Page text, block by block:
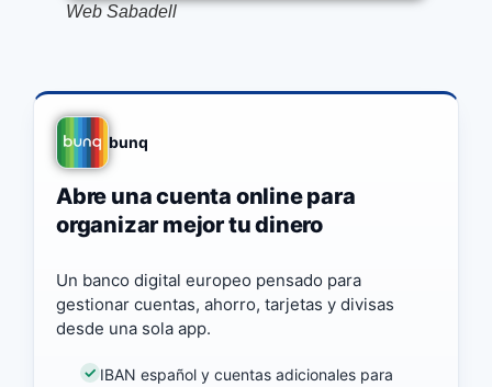
Web Sabadell
bunq
Abre una cuenta online para
organizar mejor tu dinero
Un banco digital europeo pensado para
gestionar cuentas, ahorro, tarjetas y divisas
desde una sola app.
IBAN español y cuentas adicionales para